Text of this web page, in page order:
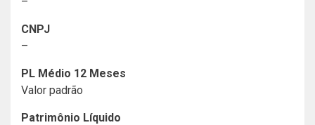
CNPJ
–
PL Médio 12 Meses
Valor padrão
Patrimônio Líquido